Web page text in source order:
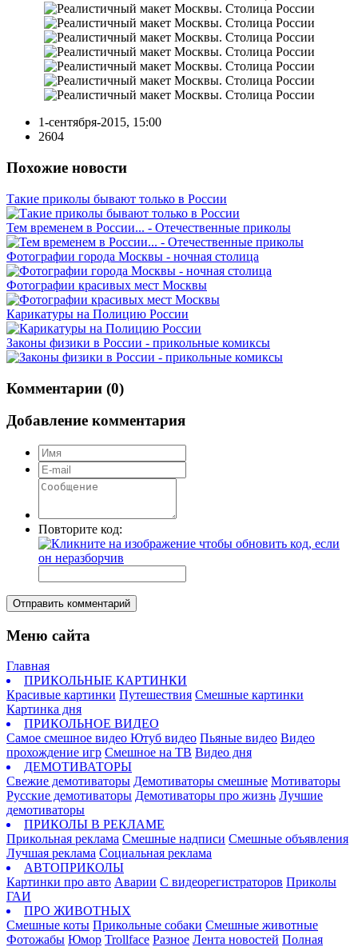
1-сентября-2015, 15:00
2604
Похожие новости
Такие приколы бывают только в России
Тем временем в России... - Отечественные приколы
Фотографии города Москвы - ночная столица
Фотографии красивых мест Москвы
Карикатуры на Полицию России
Законы физики в России - прикольные комиксы
Комментарии (0)
Добавление комментария
Повторите код:
Отправить комментарий
Меню сайта
Главная
ПРИКОЛЬНЫЕ КАРТИНКИ
Красивые картинки Путешествия Смешные картинки
Картинка дня
ПРИКОЛЬНОЕ ВИДЕО
Самое смешное видео Ютуб видео Пьяные видео Видео
прохождение игр Смешное на ТВ Видео дня
ДЕМОТИВАТОРЫ
Свежие демотиваторы Демотиваторы смешные Мотиваторы
Русские демотиваторы Демотиваторы про жизнь Лучшие
демотиваторы
ПРИКОЛЫ В РЕКЛАМЕ
Прикольная реклама Смешные надписи Смешные объявления
Лучшая реклама Социальная реклама
АВТОПРИКОЛЫ
Картинки про авто Аварии С видеорегистраторов Приколы
ГАИ
ПРО ЖИВОТНЫХ
Смешные коты Прикольные собаки Смешные животные
Фотожабы Юмор Trollface Разное Лента новостей Полная